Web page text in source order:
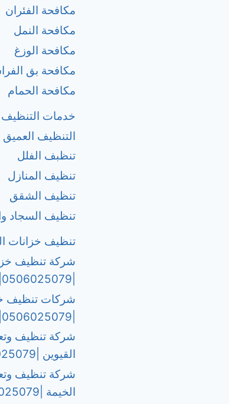
مكافحة الفئران
مكافحة النمل
مكافحة الوزغ
مكافحة بق
مكافحة الحمام
خدمات التنظيف
التنظيف العميق
تنظبف الفلل
تنظيف المنازل
تنظيف الشقق
تنظيف السجاد
تنظيف خزانات
شركة تنظيف
شركات تنظيف
شركة تنظيف
القيوين |0506025079
شركة تنظيف
الخيمة |0506025079